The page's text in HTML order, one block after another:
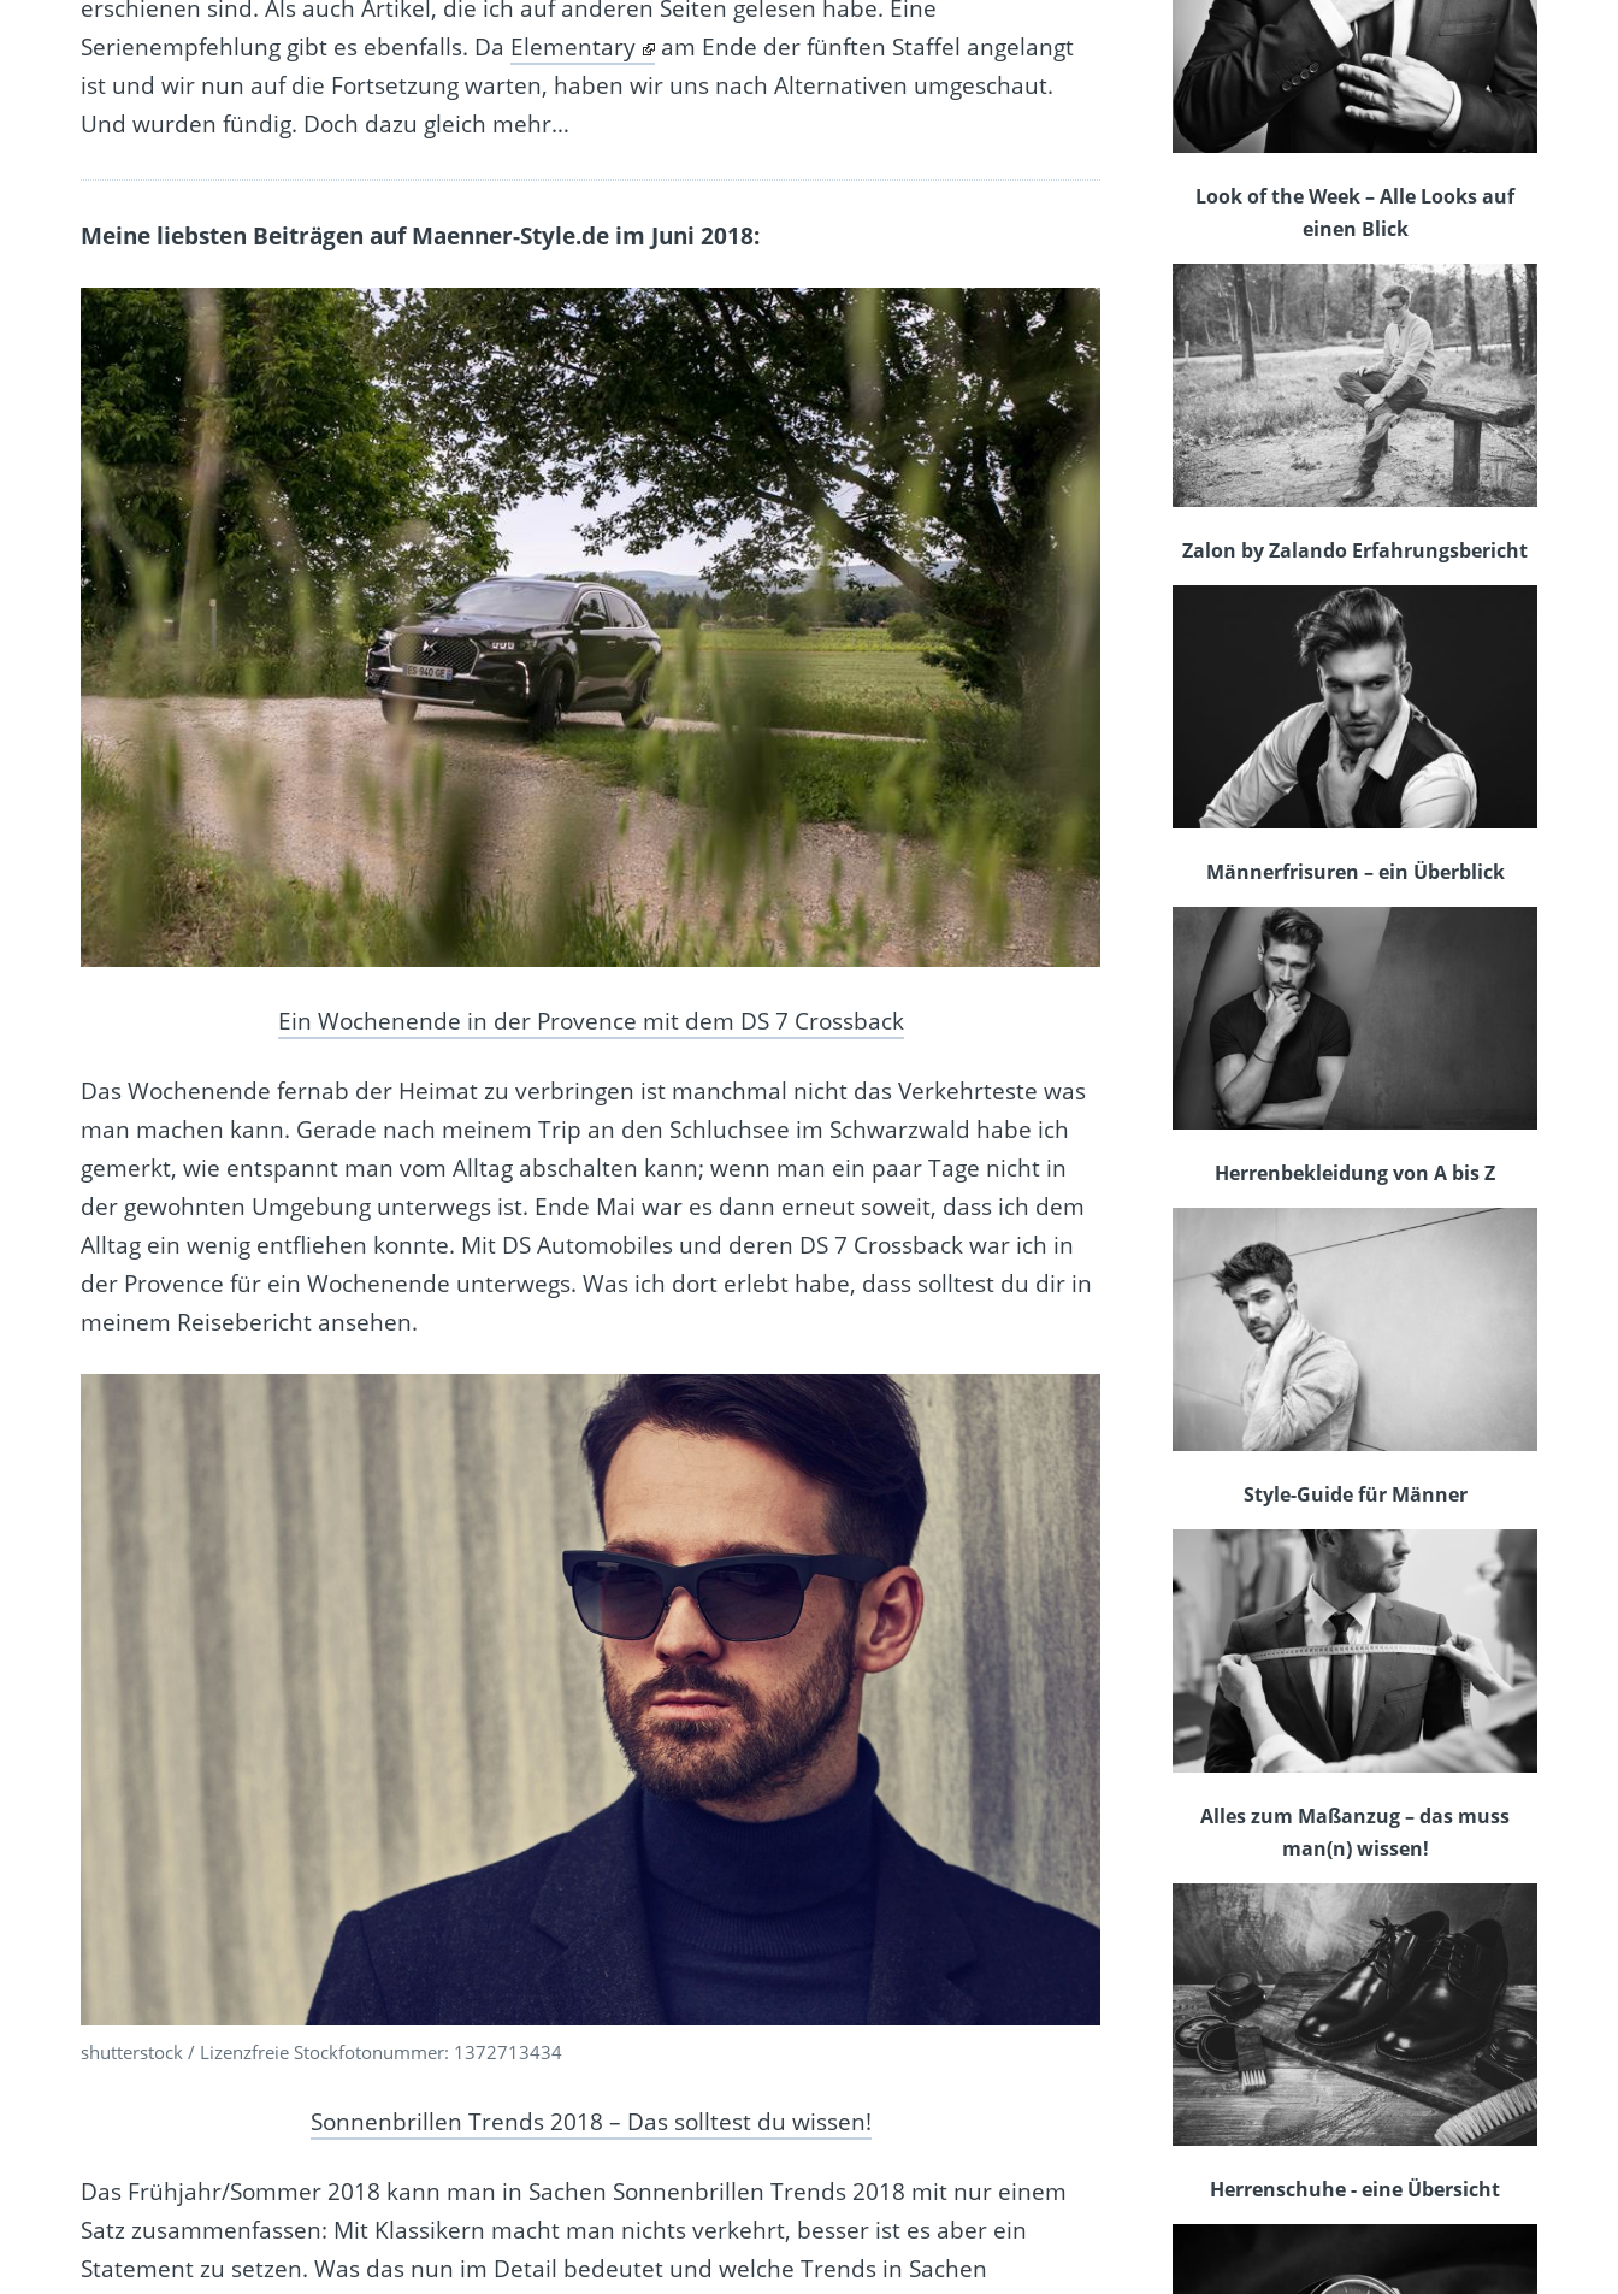
erschienen sind. Als auch Artikel, die ich auf anderen Seiten gelesen habe. Eine
Serienempfehlung gibt es ebenfalls. Da Elementary
am Ende der fünften Staffel angelangt
ist und wir nun auf die Fortsetzung warten, haben wir uns nach Alternativen umgeschaut.
Und wurden fündig. Doch dazu gleich mehr…
Meine liebsten Beiträgen auf Maenner-Style.de im Juni 2018:
Ein Wochenende in der Provence mit dem DS 7 Crossback
Das Wochenende fernab der Heimat zu verbringen ist manchmal nicht das Verkehrteste was
man machen kann. Gerade nach meinem Trip an den Schluchsee im Schwarzwald habe ich
gemerkt, wie entspannt man vom Alltag abschalten kann; wenn man ein paar Tage nicht in
der gewohnten Umgebung unterwegs ist. Ende Mai war es dann erneut soweit, dass ich dem
Alltag ein wenig entfliehen konnte. Mit DS Automobiles und deren DS 7 Crossback war ich in
der Provence für ein Wochenende unterwegs. Was ich dort erlebt habe, dass solltest du dir in
meinem Reisebericht ansehen.
shutterstock / Lizenzfreie Stockfotonummer: 1372713434
Sonnenbrillen Trends 2018 – Das solltest du wissen!
Das Frühjahr/Sommer 2018 kann man in Sachen Sonnenbrillen Trends 2018 mit nur einem
Satz zusammenfassen: Mit Klassikern macht man nichts verkehrt, besser ist es aber ein
Statement zu setzen. Was das nun im Detail bedeutet und welche Trends in Sachen
Look of the Week – Alle Looks auf
einen Blick
Zalon by Zalando Erfahrungsbericht
Männerfrisuren – ein Überblick
Herrenbekleidung von A bis Z
Style-Guide für Männer
Alles zum Maßanzug – das muss
man(n) wissen!
Herrenschuhe - eine Übersicht